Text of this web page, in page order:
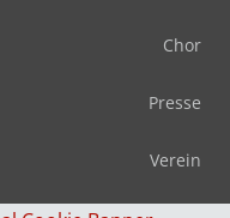
Chor
Presse
Verein